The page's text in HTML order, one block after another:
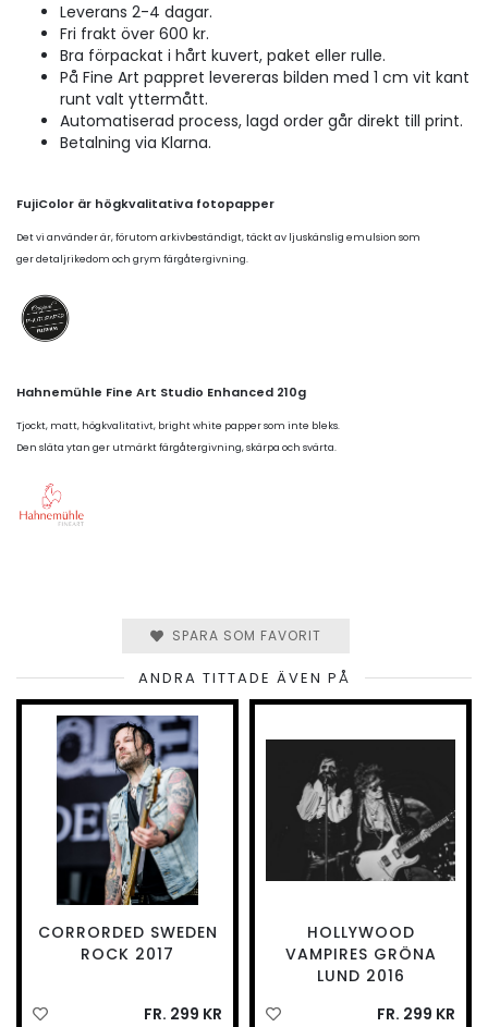
Leverans 2-4 dagar.
Fri frakt över 600 kr.
Bra förpackat i hårt kuvert, paket eller rulle.
På Fine Art pappret levereras bilden med 1 cm vit kant
runt valt yttermått.
Automatiserad process, lagd order går direkt till print.
Betalning via Klarna.
FujiColor är högkvalitativa fotopapper
Det vi använder är, förutom arkivbeständigt, täckt av ljuskänslig emulsion som
ger detaljrikedom och grym färgåtergivning.
Hahnemühle Fine Art Studio Enhanced 210g
Tjockt, matt, högkvalitativt, bright white papper som inte bleks.
Den släta ytan ger utmärkt färgåtergivning, skärpa och svärta.
SPARA SOM FAVORIT
ANDRA TITTADE ÄVEN PÅ
CORRORDED SWEDEN
ROCK 2017
FR. 299 KR
HOLLYWOOD
VAMPIRES GRÖNA
LUND 2016
FR. 299 KR